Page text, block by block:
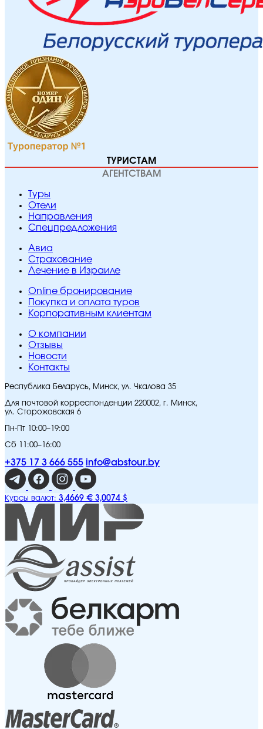
ТУРИСТАМ
АГЕНТСТВАМ
Туры
Отели
Направления
Спецпредложения
Авиа
Страхование
Лечение в Израиле
Online бронирование
Покупка и оплата туров
Корпоративным клиентам
O компании
Отзывы
Новости
Контакты
Республика Беларусь, Минск, ул. Чкалова 35
Для почтовой корреспонденции 220002, г. Минск,
ул. Сторожовская 6
Пн-Пт 10:00–19:00
Сб 11:00–16:00
+375 17 3 666 555 info@abstour.by
Курсы валют: 3,4669 € 3,0074 $